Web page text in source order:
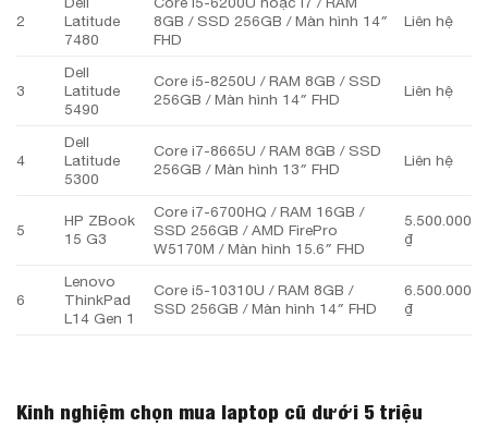
2
Latitude
7480
8GB / SSD 256GB / Màn hình 14″
FHD
Liên hệ
3
Dell
Latitude
5490
Core i5-8250U / RAM 8GB / SSD
256GB / Màn hình 14″ FHD
Liên hệ
4
Dell
Latitude
5300
Core i7-8665U / RAM 8GB / SSD
256GB / Màn hình 13″ FHD
Liên hệ
5
HP ZBook
15 G3
Core i7-6700HQ / RAM 16GB /
SSD 256GB / AMD FirePro
W5170M / Màn hình 15.6″ FHD
5.500.000
₫
6
Lenovo
ThinkPad
L14 Gen 1
Core i5-10310U / RAM 8GB /
SSD 256GB / Màn hình 14″ FHD
6.500.000
₫
Kinh nghiệm chọn mua laptop cũ dưới 5 triệu